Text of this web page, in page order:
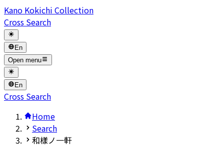
Kano Kokichi Collection
Cross Search
En
Open menu
En
Cross Search
Home
Search
和樣ノ一軒